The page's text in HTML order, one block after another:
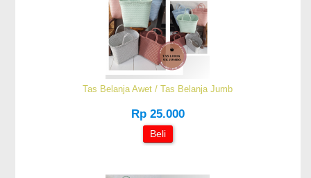
Tas Belanja Awet / Tas Belanja Jumb
Rp 25.000
Beli